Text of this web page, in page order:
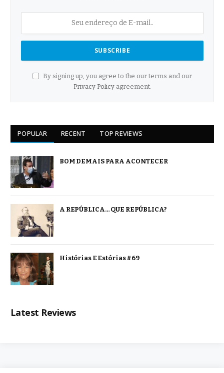
By signing up, you agree to the our terms and our
Privacy Policyagreement.
POPULAR RECENT TOP REVIEWS
BOM DEMAIS PARA ACONTECER
A REPÚBLICA… QUE REPÚBLICA?
Histórias E Estórias #69
Latest Reviews